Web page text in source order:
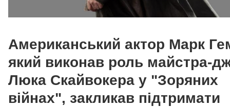
Американський актор Марк
який виконав роль майстра-
Люка Скайвокера у "Зоряних
війнах", закликав підтримати